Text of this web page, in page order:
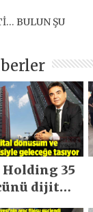
BULUN ŞU
35
dijital